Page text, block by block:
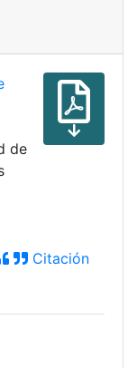
de
Citación